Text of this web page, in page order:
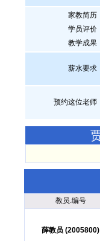
家教简历
学员评价
教学成果
薪水要求
预约这位老师
教员.编号
薛教员 (2005800)